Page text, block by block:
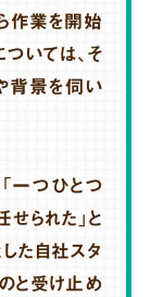
作業を開始
いては、そ
背景を伺い
一つひとつ
られた」と
た自社スタ
と受け止め